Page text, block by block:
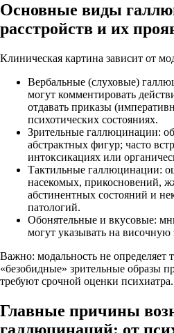
Основные виды
расстройств и их
Клиническая картина зависит от
Вербальные (слуховые)
могут комментировать
отдавать приказы
психотических состояниях.
Зрительные галлюцинации:
абстрактных фигур; часто
интоксикациях или
Тактильные галлюцинации:
насекомых, прикосновений,
абстинентных состояний и
патологий.
Обонятельные и вкусовые:
могут указывать на
Важно: модальность не определяет
«безобидные» зрительные образы
требуют срочной оценки психиатра.
Главные причины